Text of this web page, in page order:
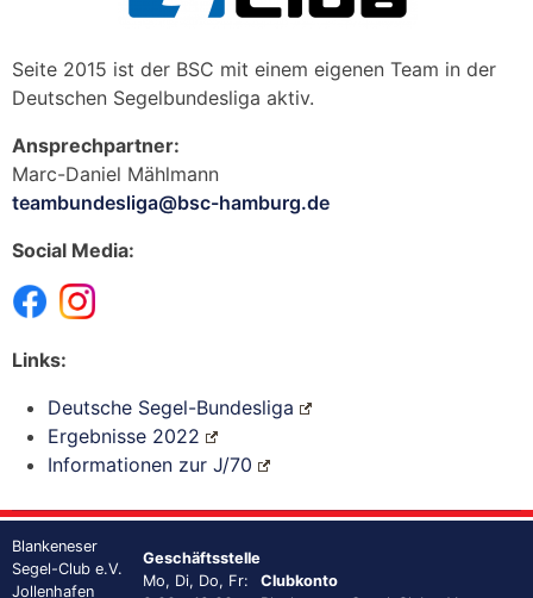
Seite 2015 ist der BSC mit einem eigenen Team in der
Deutschen Segelbundesliga aktiv.
Ansprechpartner:
Marc-Daniel Mählmann
teambundesliga@bsc-hamburg.de
Social Media:
Links:
Deutsche Segel-Bundesliga
Ergebnisse 2022
Informationen zur J/70
Blankeneser
Segel-Club e.V.
Jollenhafen
Geschäftsstelle
Mo, Di, Do, Fr:
Clubkonto